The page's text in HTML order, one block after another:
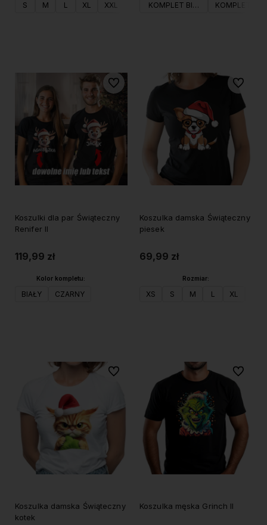
S M L XL XXL KOMPLET BIAŁY KOMPLET
Koszulki dla par Świąteczny
Renifer II
119,99 zł
Kolor kompletu:
BIAŁY CZARNY
Do ulubionych
Koszulka damska Świąteczny
piesek
69,99 zł
Rozmiar:
XS S M L XL
Do
Koszulka damska Świąteczny
kotek
Do ulubionych
Koszulka męska Grinch II
Do